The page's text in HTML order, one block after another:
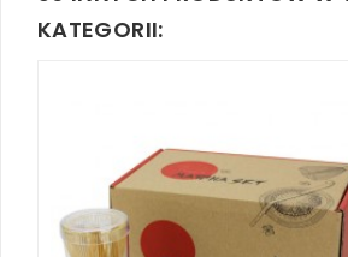
KATEGORII: